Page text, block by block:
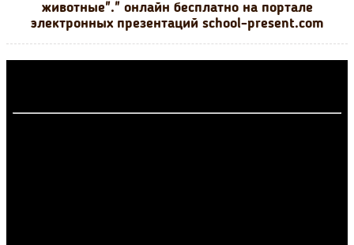
животные"." онлайн бесплатно на портале
электронных презентаций school-present.com